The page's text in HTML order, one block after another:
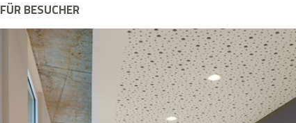
FÜR BESUCHER